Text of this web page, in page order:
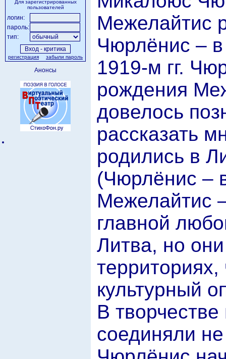
Для зарегистрированных
пользователей
логин:
пароль:
тип:
регистрация забыли пароль
Анонсы
Межелайтис
Чюрлёнис –
1919-м гг.
рождения
довелось
рассказать
родились в
(Чюрлёнис –
Межелайтис
главной
Литва, но
культурный
В
соединяли